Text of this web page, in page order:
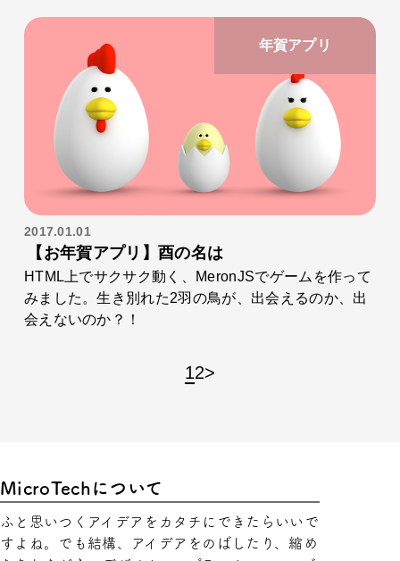
年賀アプリ
2017.01.01
【お年賀アプリ】酉の名は
HTML上でサクサク動く、MeronJSでゲームを作って
みました。生き別れた2羽の鳥が、出会えるのか、出
会えないのか？！
12>
MicroTechについて
ふと思いつくアイデアをカタチにできたらいいで
すよね。でも結構、アイデアをのばしたり、縮め